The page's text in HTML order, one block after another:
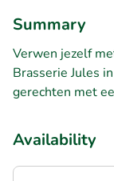
Summary
Verwen jezelf
Brasserie Jules
gerechten met
Availability